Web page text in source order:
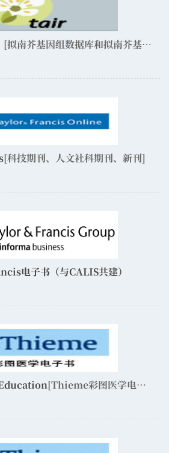
[拟南芥基因组数据库和拟南芥基因组注释系统]
[科技期刊、人文社科期刊、新刊]
电子书（与CALIS共建）
[Thieme彩图医学电子书]